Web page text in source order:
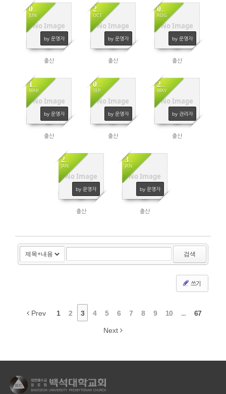
No Image
01
JUN
by 운영자
6933
출산
No Image
20
OCT
by 운영자
579
출산
No Image
05
AUG
by 운영자
2562
출산
No Image
13
MAR
by 운영자
202
출산
No Image
08
SEP
by 운영자
1569
출산
No Image
29
MAY
by 관리자
4291
출산
No Image
25
JAN
by 운영자
4669
출산
No Image
31
JAN
by 운영자
2720
출산
검색
쓰기
Prev 1 2 3 4 5 6 7 8 9 10 ... 67
Next